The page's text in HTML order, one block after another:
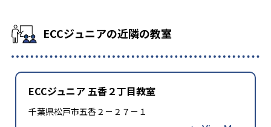
ECCジュニアの近隣の教室
ECCジュニア 五香２丁目教室
千葉県松戸市五香２－２７－１